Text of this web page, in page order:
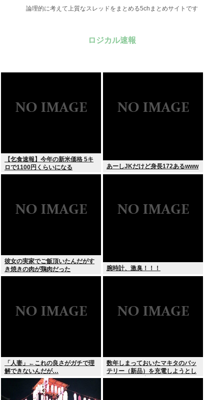
論理的に考えて上質なスレッドをまとめる5chまとめサイトです
ロジカル速報
【乞食速報】今年の新米価格 5キ
ロで1100円くらいになる
あーしJKだけど身長172あるwww
彼女の実家でご飯頂いたんだがす
き焼きの肉が鶏肉だった
腕時計、激臭！！！
「人妻」←これの良さがガチで理
解できないんだが…
数年しまっておいたマキタのバッ
テリー（新品）を充電しようとし
たらエラーで充電できないんだ